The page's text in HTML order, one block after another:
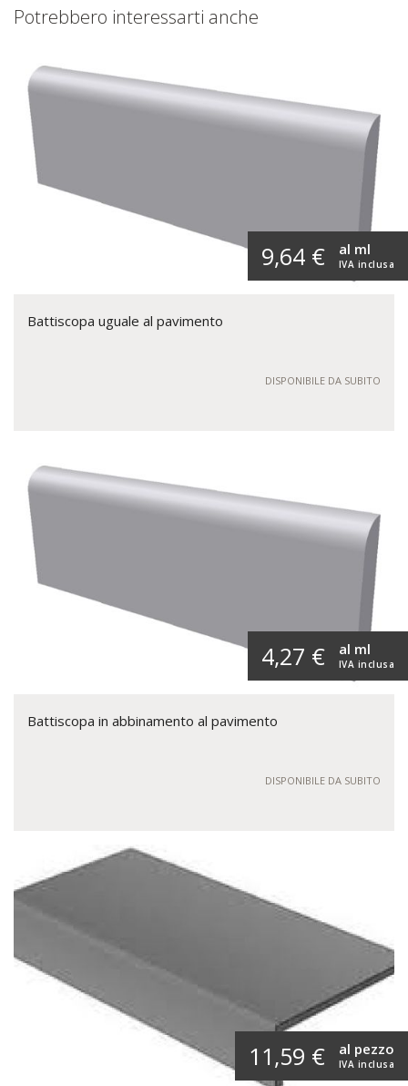
Potrebbero interessarti anche
9,64 € IVA inclusa
al ml
Battiscopa uguale al pavimento
DISPONIBILE DA SUBITO
4,27 € IVA inclusa
al ml
Battiscopa in abbinamento al pavimento
DISPONIBILE DA SUBITO
11,59 € IVA inclusa
al pezzo